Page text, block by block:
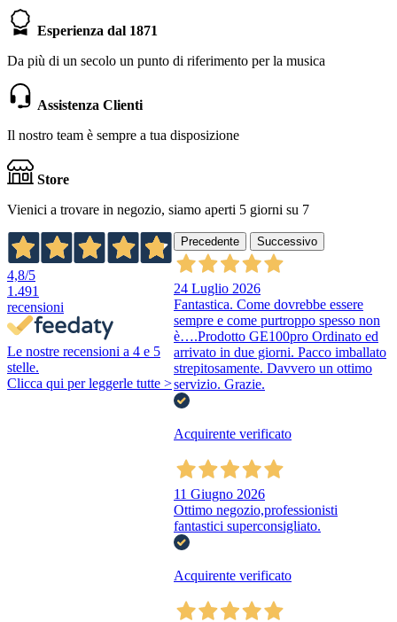
Esperienza dal 1871
Da più di un secolo un punto di riferimento per la musica
Assistenza Clienti
Il nostro team è sempre a tua disposizione
Store
Vienici a trovare in negozio, siamo aperti 5 giorni su 7
4,8/5
1.491
recensioni
Le nostre recensioni a 4 e 5
stelle.
Clicca qui per leggerle tutte >
Precedente Successivo
24 Luglio 2026
Fantastica. Come dovrebbe essere
sempre e come purtroppo spesso non
è….Prodotto GE100pro Ordinato ed
arrivato in due giorni. Pacco imballato
strepitosamente. Davvero un ottimo
servizio. Grazie.
Acquirente verificato
11 Giugno 2026
Ottimo negozio,professionisti
fantastici superconsigliato.
Acquirente verificato